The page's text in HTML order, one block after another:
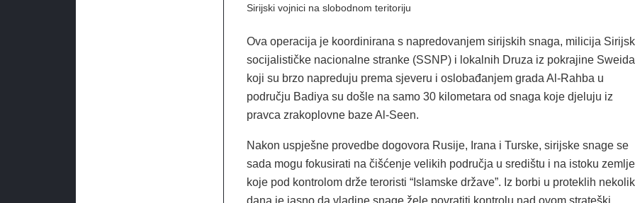
Sirijski vojnici na slobodnom teritoriju
Ova operacija je koordinirana s napredovanjem sirijskih snaga, milicija
socijalističke nacionalne stranke (SSNP) i lokalnih Druza iz pokrajine
koji su brzo napreduju prema sjeveru i oslobađanjem grada Al-Rahba u
području Badiya su došle na samo 30 kilometara od snaga koje djeluju iz
pravca zrakoplovne baze Al-Seen.
Nakon uspješne provedbe dogovora Rusije, Irana i Turske, sirijske snage se
sada mogu fokusirati na čišćenje velikih područja u središtu i na istoku zemlje
koje pod kontrolom drže teroristi “Islamske države”. Iz borbi u proteklih